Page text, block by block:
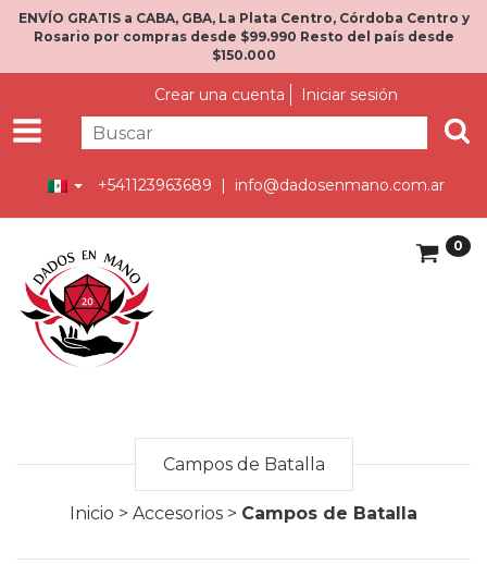
ENVÍO GRATIS a CABA, GBA, La Plata Centro, Córdoba Centro y
Rosario por compras desde $99.990 Resto del país desde
$150.000
Crear una cuenta Iniciar sesión
+541123963689 | info@dadosenmano.com.ar
0
Campos de Batalla
Inicio > Accesorios > Campos de Batalla